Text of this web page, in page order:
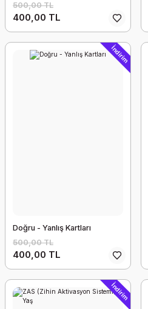
500,00 TL
400,00 TL
İndirim
Doğru - Yanlış Kartları
500,00 TL
400,00 TL
İndirim